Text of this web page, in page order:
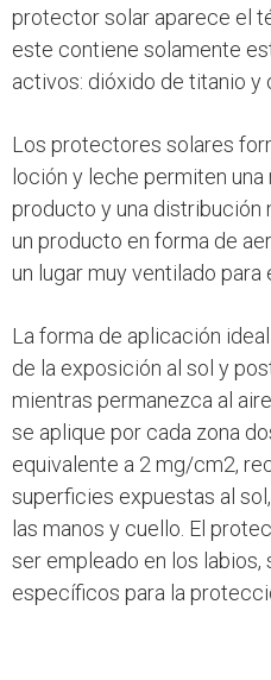
protector solar aparece el
este contiene solamente
activos: dióxido de titanio y
Los protectores solares
loción y leche permiten
producto y una distribución
un producto en forma de
un lugar muy ventilado para
La forma de aplicación
de la exposición al sol y
mientras permanezca al
se aplique por cada zona
equivalente a 2 mg/cm2,
superficies expuestas al
las manos y cuello. El
ser empleado en los labios,
específicos para la